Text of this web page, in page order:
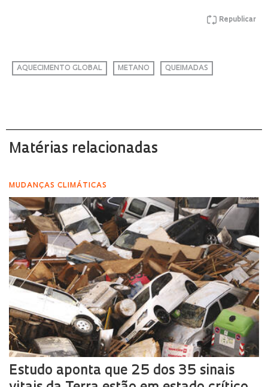
Republicar
AQUECIMENTO GLOBAL METANO QUEIMADAS